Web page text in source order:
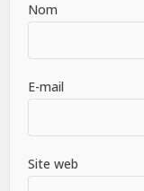
Nom
E-mail
Site web